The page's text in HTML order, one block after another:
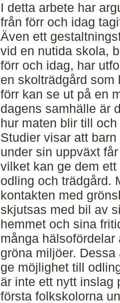
I detta arbete har
från förr och idag
Även ett
vid en nutida skola,
förr och idag, har
en skolträdgård som
förr kan se ut på en
dagens samhälle är
hur maten blir till
Studier visar att
under sin uppväxt
vilket kan ge dem
odling och trädgård.
kontakten med
skjutsas med bil av
hemmet och sina
många
gröna miljöer.
ge möjlighet till
är inte ett nytt inslag
första folkskolorna